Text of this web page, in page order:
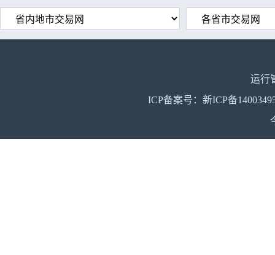
运行
ICP备案号：新ICP备